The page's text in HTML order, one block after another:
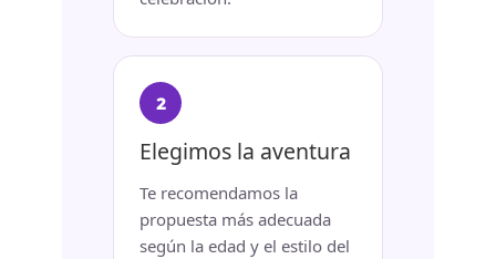
Elegimos la aventura
Te recomendamos la
propuesta más adecuada
según la edad y el estilo del